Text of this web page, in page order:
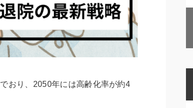
おり、2050年には高齢化率が約4